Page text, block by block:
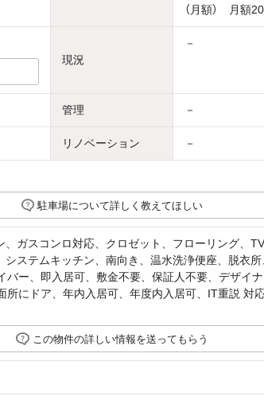
（月額） 月額
現況
－
管理 －
リノベーション －
駐車場について詳しく教えてほしい
ガスコンロ対応、クロゼット、フローリング、
ステムキッチン、南向き、温水洗浄便座、脱衣所
ー、即入居可、敷金不要、保証人不要、デザイナ
所にドア、年内入居可、年度内入居可、IT重説 対
この物件の詳しい情報を送ってもらう